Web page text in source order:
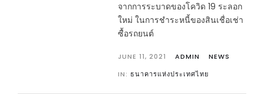
จากการระบาดของโควิด 19 ระลอก
ใหม่ ในการชำระหนี้ของสินเชื่อเช่า
ซื้อรถยนต์
JUNE 11, 2021 ADMIN
NEWS
IN: ธนาคารแห่งประเทศไทย